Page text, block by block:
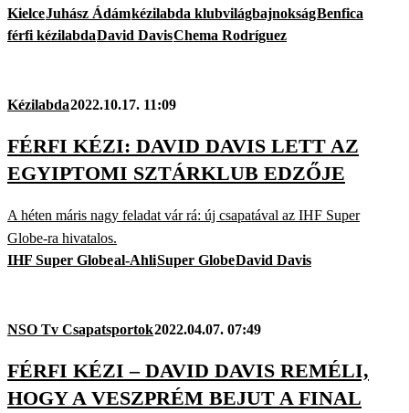
KielceJuhász Ádámkézilabda klubvilágbajnokságBenfica
férfi kézilabdaDavid DavisChema Rodríguez
Kézilabda2022.10.17. 11:09
FÉRFI KÉZI: DAVID DAVIS LETT AZ
EGYIPTOMI SZTÁRKLUB EDZŐJE
A héten máris nagy feladat vár rá: új csapatával az IHF Super
Globe-ra hivatalos.
IHF Super Globeal-AhliSuper GlobeDavid Davis
NSO Tv Csapatsportok2022.04.07. 07:49
FÉRFI KÉZI – DAVID DAVIS REMÉLI,
HOGY A VESZPRÉM BEJUT A FINAL